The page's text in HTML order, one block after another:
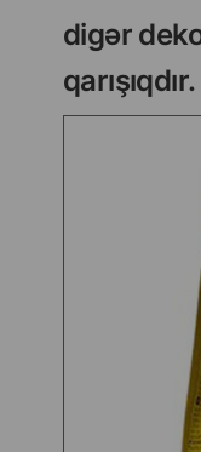
digər
qarışıqdır.